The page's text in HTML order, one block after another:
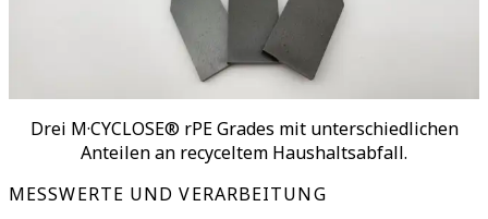
Drei M·CYCLOSE® rPE Grades mit unterschiedlichen
Anteilen an recyceltem Haushaltsabfall.
MESSWERTE UND VERARBEITUNG